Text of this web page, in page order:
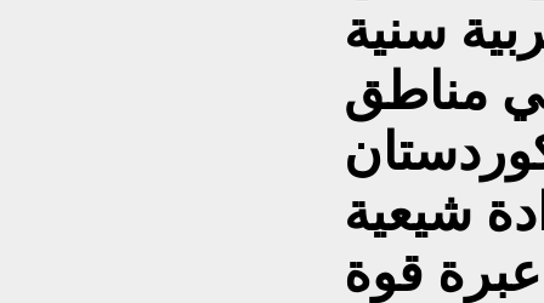
سنية
مناطق
كوردستان
شيعية
قوة